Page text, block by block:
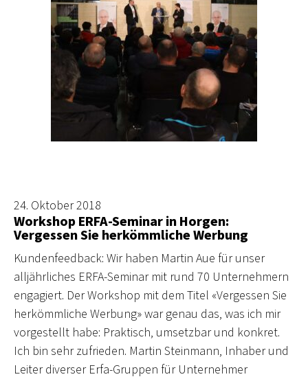
24. Oktober 2018
Workshop ERFA-Seminar in Horgen:
Vergessen Sie herkömmliche Werbung
Kundenfeedback: Wir haben Martin Aue für unser
alljährliches ERFA-Seminar mit rund 70 Unternehmern
engagiert. Der Workshop mit dem Titel «Vergessen Sie
herkömmliche Werbung» war genau das, was ich mir
vorgestellt habe: Praktisch, umsetzbar und konkret.
Ich bin sehr zufrieden. Martin Steinmann, Inhaber und
Leiter diverser Erfa-Gruppen für Unternehmer